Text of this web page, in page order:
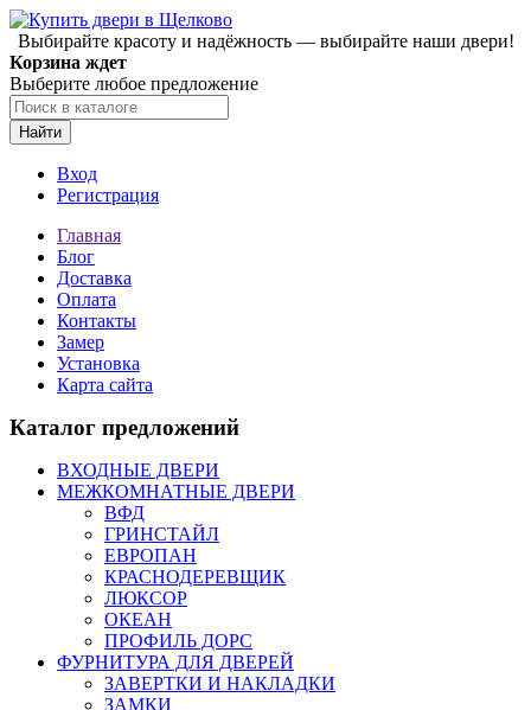
Выбирайте красоту и надёжность — выбирайте наши двери!
Корзина ждет
Выберите любое предложение
Найти
Вход
Регистрация
Главная
Блог
Доставка
Оплата
Контакты
Замер
Установка
Карта сайта
Каталог предложений
ВХОДНЫЕ ДВЕРИ
МЕЖКОМНАТНЫЕ ДВЕРИ
ВФД
ГРИНСТАЙЛ
ЕВРОПАН
КРАСНОДЕРЕВЩИК
ЛЮКСОР
ОКЕАН
ПРОФИЛЬ ДОРС
ФУРНИТУРА ДЛЯ ДВЕРЕЙ
ЗАВЕРТКИ И НАКЛАДКИ
ЗАМКИ